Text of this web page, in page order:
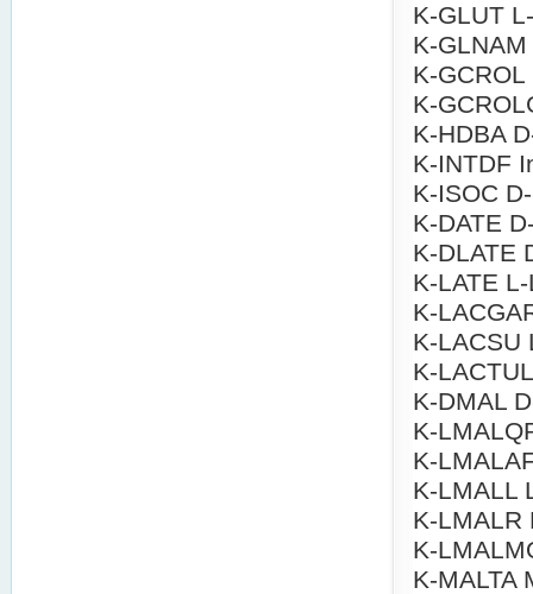
K-GLUT
K-
K-
K-
K-HDBA
K-INTDF
K-ISOC
K-DATE
K-DLATE
K-LATE
K-
K-LACSU
K-
K-DMAL
K-
K-
K-LMALL
K-LMALR
K-
K-MALTA